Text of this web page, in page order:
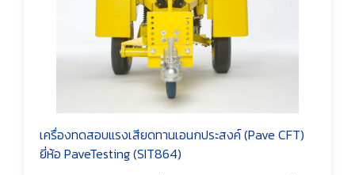
เครื่องทดสอบแรงเสียดทานเอนกประสงค์ (Pave CFT)
ยี่ห้อ PaveTesting (SIT864)